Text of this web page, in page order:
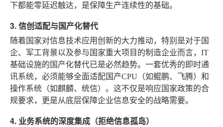
下都能零延迟触达，是保障生产连续性的基础。
3. 信创适配与国产化替代
随着国家对信息技术应用创新的大力推动，特别是对于国
企、军工背景以及参与国家重大项目的制造企业而言，IT
基础设施的国产化替代已是必然趋势。一套优秀的即时通
讯系统，必须能够全面适配国产CPU（如鲲鹏、飞腾）和
操作系统（如麒麟、统信）。这不仅是响应国家政策的合
规要求，更是从底层保障企业信息安全的战略需要。
4. 业务系统的深度集成（拒绝信息孤岛）